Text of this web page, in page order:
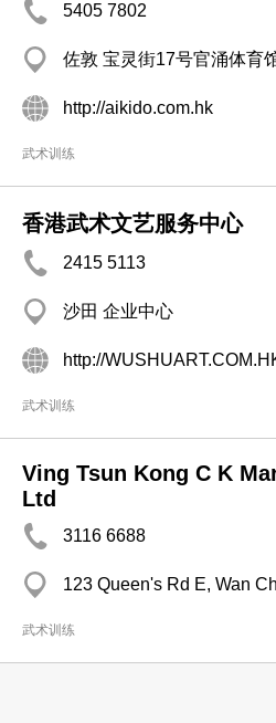
5405 7802
佐敦 宝灵街17号官涌体育
http://aikido.com.hk
武术训练
香港武术文艺服务中心
2415 5113
沙田 企业中心
http://
武术训练
Ving Tsun Kong C K
Ltd
3116 6688
123 Queen's Rd E, Wan
武术训练